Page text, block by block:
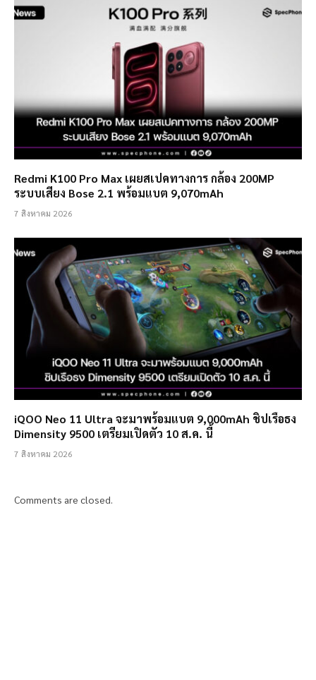
Redmi K100 Pro Max เผยสเปคทางการ กล้อง 200MP
ระบบเสียง Bose 2.1 พร้อมแบต 9,070mAh
7 สิงหาคม 2026
iQOO Neo 11 Ultra จะมาพร้อมแบต 9,000mAh ชิปเรือธง
Dimensity 9500 เตรียมเปิดตัว 10 ส.ค. นี้
7 สิงหาคม 2026
Comments are closed.